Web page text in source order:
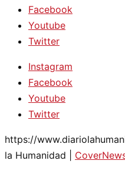
Facebook
Youtube
Twitter
Instagram
Facebook
Youtube
Twitter
https://
la Humanidad